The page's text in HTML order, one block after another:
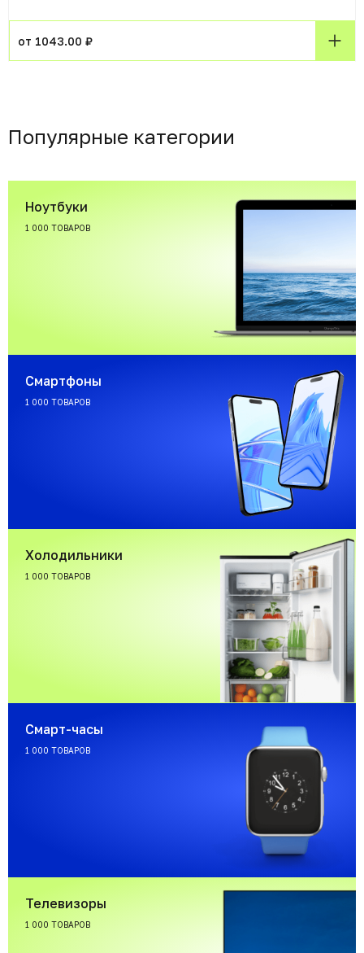
от 1043.00 ₽
Популярные категории
Ноутбуки
1 000 ТОВАРОВ
Смартфоны
1 000 ТОВАРОВ
Холодильники
1 000 ТОВАРОВ
Смарт-часы
1 000 ТОВАРОВ
Телевизоры
1 000 ТОВАРОВ